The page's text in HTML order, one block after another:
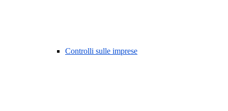
Controlli sulle imprese